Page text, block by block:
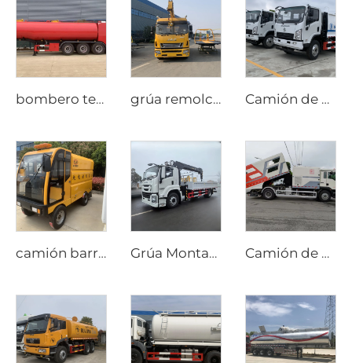
bombero teñidor grúa remolcadora Camión de basura compacto SHACMAN de 6 CBM
camión barredor mini Grúa Montada en Camión Isuzu Giga FTR 205 hp Camión de Limpieza de Calles a Alta Presión